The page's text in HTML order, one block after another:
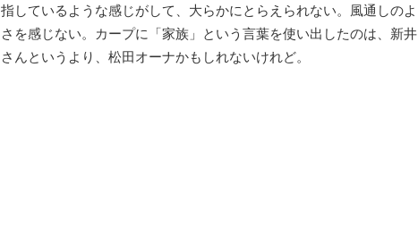
指しているような感じがして、大らかにとらえられない。風通しのよ
さを感じない。カープに「家族」という言葉を使い出したのは、新井
さんというより、松田オーナかもしれないけれど。